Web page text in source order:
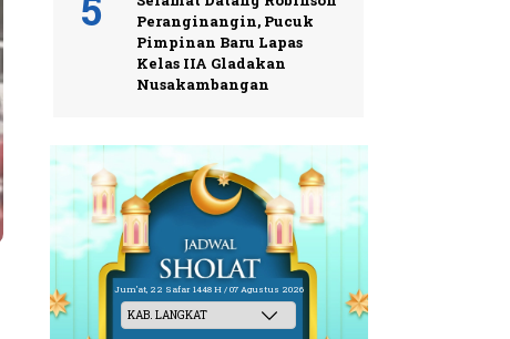
Peranginangin, Pucuk
Pimpinan Baru Lapas
Kelas IIA Gladakan
Nusakambangan
Jum'at, 22 Safar 1448 H / 07 Agustus 2026